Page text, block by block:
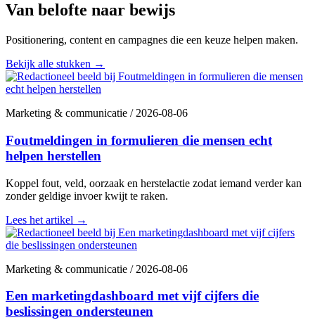
Van belofte naar bewijs
Positionering, content en campagnes die een keuze helpen maken.
Bekijk alle stukken →
Marketing & communicatie /2026-08-06
Foutmeldingen in formulieren die mensen echt
helpen herstellen
Koppel fout, veld, oorzaak en herstelactie zodat iemand verder kan
zonder geldige invoer kwijt te raken.
Lees het artikel →
Marketing & communicatie /2026-08-06
Een marketingdashboard met vijf cijfers die
beslissingen ondersteunen